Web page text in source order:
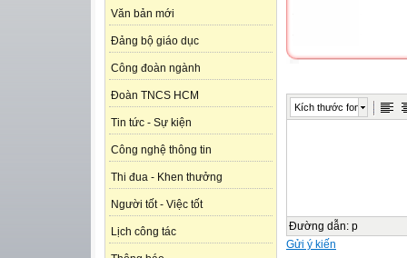
Văn bản mới
Đảng bộ giáo dục
Công đoàn ngành
Đoàn TNCS HCM
Tin tức - Sự kiện
Công nghệ thông tin
Thi đua - Khen thưởng
Người tốt - Việc tốt
Lịch công tác
Kích thước font
Đường dẫn: p
Gửi ý kiến